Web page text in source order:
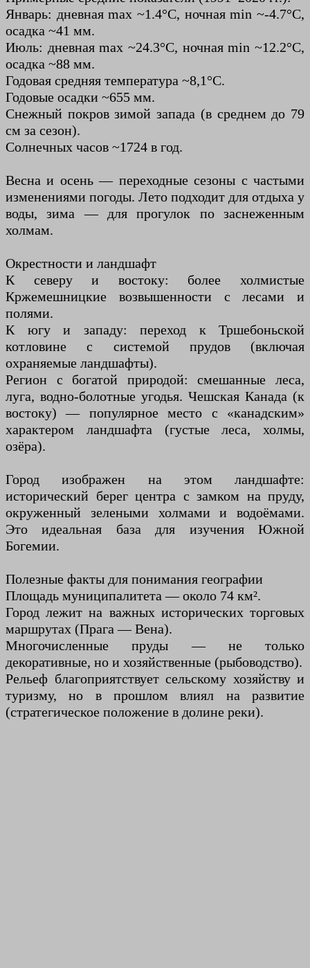
Январь: дневная max ~1.4°C, ночная min ~-4.7°C,
осадка ~41 мм.
Июль: дневная max ~24.3°C, ночная min ~12.2°C,
осадка ~88 мм.
Годовая средняя температура ~8,1°C.
Годовые осадки ~655 мм.
Снежный покров зимой запада (в среднем до 79
см за сезон).
Солнечных часов ~1724 в год.
Весна и осень — переходные сезоны с частыми
изменениями погоды. Лето подходит для отдыха у
воды, зима — для прогулок по заснеженным
холмам.
Окрестности и ландшафт
К северу и востоку: более холмистые
Кржемешницкие возвышенности с лесами и
полями.
К югу и западу: переход к Тршебоньской
котловине с системой прудов (включая
охраняемые ландшафты).
Регион с богатой природой: смешанные леса,
луга, водно-болотные угодья. Чешская Канада (к
востоку) — популярное место с «канадским»
характером ландшафта (густые леса, холмы,
озёра).
Город изображен на этом ландшафте:
исторический берег центра с замком на пруду,
окруженный зелеными холмами и водоёмами.
Это идеальная база для изучения Южной
Богемии.
Полезные факты для понимания географии
Площадь муниципалитета — около 74 км².
Город лежит на важных исторических торговых
маршрутах (Прага — Вена).
Многочисленные пруды — не только
декоративные, но и хозяйственные (рыбоводство).
Рельеф благоприятствует сельскому хозяйству и
туризму, но в прошлом влиял на развитие
(стратегическое положение в долине реки).